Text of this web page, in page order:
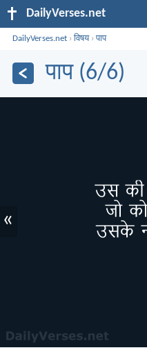
DailyVerses.net
DailyVerses.net ›विषय›पाप
पाप (6/6)
«